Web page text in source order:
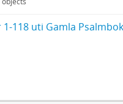
118 uti Gamla